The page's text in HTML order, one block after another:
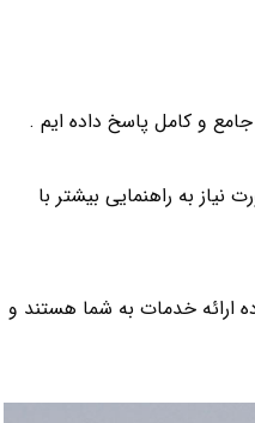
و کامل پاسخ داده ایم .
به راهنمایی بیشتر با
ارائه خدمات به شما هستند و